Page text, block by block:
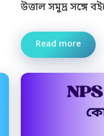
উত্তাল সমুদ্র সঙ্গে
Read more